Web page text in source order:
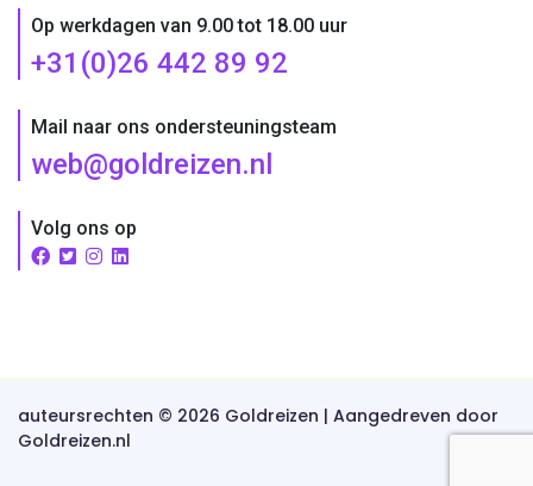
Op werkdagen van 9.00 tot 18.00 uur
+31(0)26 442 89 92
Mail naar ons ondersteuningsteam
web@goldreizen.nl
Volg ons op
auteursrechten © 2026 Goldreizen | Aangedreven door
Goldreizen.nl